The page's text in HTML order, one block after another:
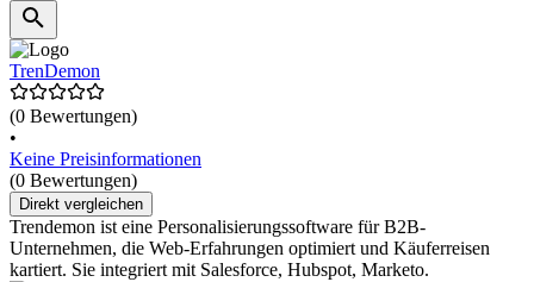
TrenDemon
(0 Bewertungen)
•
Keine Preisinformationen
(0 Bewertungen)
Direkt vergleichen
Trendemon ist eine Personalisierungssoftware für B2B-
Unternehmen, die Web-Erfahrungen optimiert und Käuferreisen
kartiert. Sie integriert mit Salesforce, Hubspot, Marketo.